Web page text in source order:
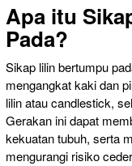
Apa itu
Pada?
Sikap lilin bertumpu
mengangkat kaki dan
lilin atau candlestick,
Gerakan ini dapat
kekuatan tubuh, serta
mengurangi risiko